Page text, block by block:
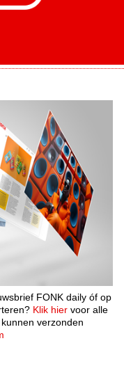
FONK daily óf op
Klik hier voor alle
verzonden